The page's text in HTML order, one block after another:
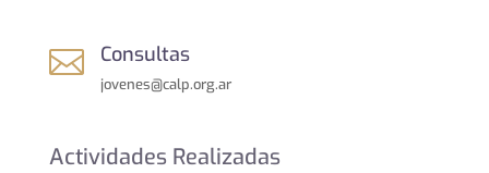
 Consultas
jovenes@calp.org.ar
Actividades Realizadas